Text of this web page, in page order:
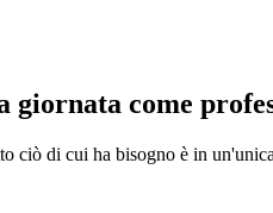
giornata come
ciò di cui ha bisogno è in